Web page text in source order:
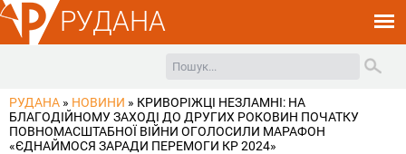
РУДАНА
РУДАНА » НОВИНИ » КРИВОРІЖЦІ НЕЗЛАМНІ: НА
БЛАГОДІЙНОМУ ЗАХОДІ ДО ДРУГИХ РОКОВИН ПОЧАТКУ
ПОВНОМАСШТАБНОЇ ВІЙНИ ОГОЛОСИЛИ МАРАФОН
«ЄДНАЙМОСЯ ЗАРАДИ ПЕРЕМОГИ КР 2024»